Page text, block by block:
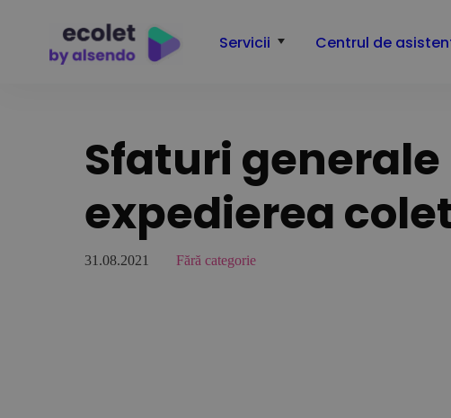
Servicii Centrul de
Sfaturi
expedierea
31.08.2021 Fără categorie